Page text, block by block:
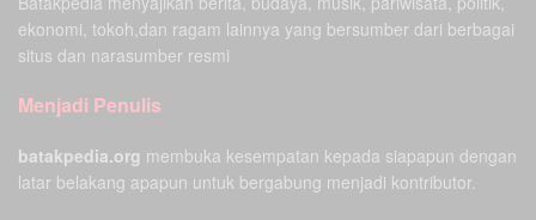
ekonomi, tokoh,dan ragam lainnya yang bersumber dari berbagai
situs dan narasumber resmi
Menjadi Penulis
batakpedia.org membuka kesempatan kepada siapapun dengan
latar belakang apapun untuk bergabung menjadi kontributor.